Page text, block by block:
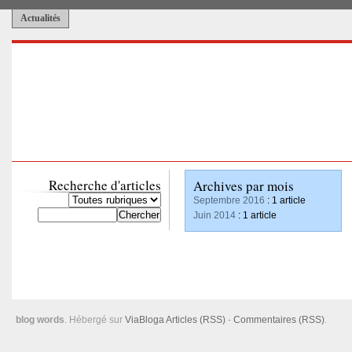
Actualités
Recherche d'articles Archives par mois
Septembre 2016 : 1 article
Juin 2014 : 1 article
blog words . Hébergé sur ViaBloga Articles (RSS) - Commentaires (RSS)